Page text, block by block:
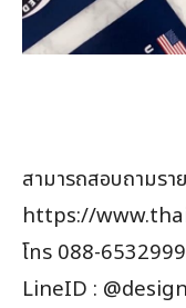
สามารถสอบถามรา
https://
โทร 088-
LineID :